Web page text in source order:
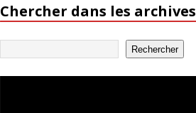
Chercher dans les archives
Rechercher